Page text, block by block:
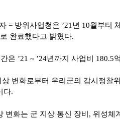
= 방위사업청은 ’21년 10월부터
완료했다고 밝혔다.
은 ’21 ~ ’24년까지 사업비 180.5
변화로부터 우리군의 감시정
다.
변화는 군 지상 통신 장비, 위성